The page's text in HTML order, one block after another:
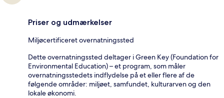
Priser og udmærkelser
Miljøcertificeret overnatningssted
Dette overnatningssted deltager i Green Key (Foundation for
Environmental Education) – et program, som måler
overnatningsstedets indflydelse på et eller flere af de
følgende områder: miljøet, samfundet, kulturarven og den
lokale økonomi.